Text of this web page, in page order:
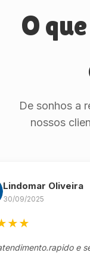
O
De sonhos a
nossos
Oliveira
2025
e